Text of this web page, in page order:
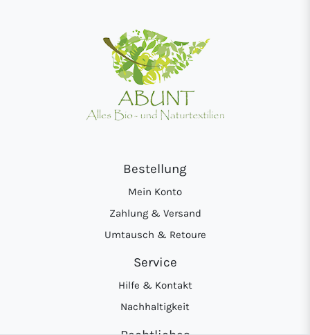
Bestellung
Mein Konto
Zahlung & Versand
Umtausch & Retoure
Service
Hilfe & Kontakt
Nachhaltigkeit